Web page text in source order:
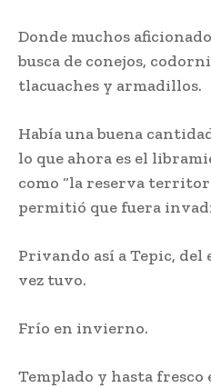
Donde muchos
busca de conejos,
tlacuaches y armadillos.
Había una buena
lo que ahora es el
como “la reserva
permitió que fuera
Privando así a Tepic, del
vez tuvo.
Frío en invierno.
Templado y hasta fresco